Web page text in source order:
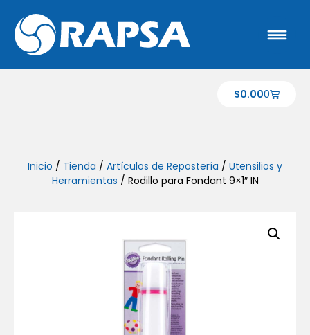
$0.000
Inicio / Tienda / Artículos de Repostería / Utensilios y
Herramientas / Rodillo para Fondant 9×1″ IN